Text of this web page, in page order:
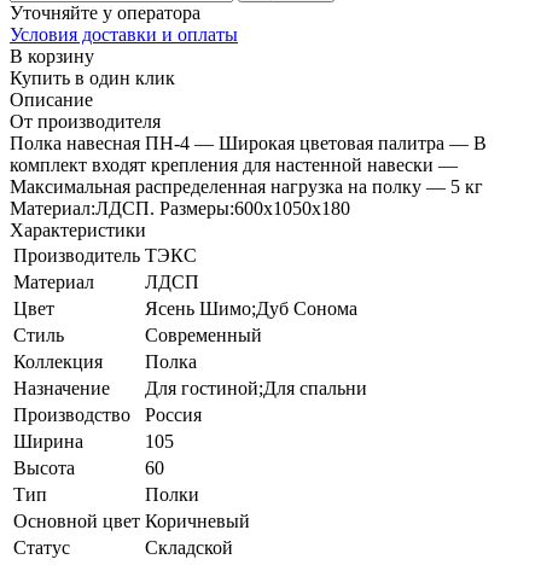
Уточняйте у оператора
Условия доставки и оплаты
В корзину
Купить в один клик
Описание
От производителя
Полка навесная ПН-4 — Широкая цветовая палитра — В
комплект входят крепления для настенной навески —
Максимальная распределенная нагрузка на полку — 5 кг
Материал:ЛДСП. Paзмеры:600х1050х180
Характеристики
Производитель ТЭКС
Материал
ЛДСП
Цвет
Ясень Шимо;Дуб Сонома
Стиль
Современный
Коллекция
Полка
Назначение
Для гостиной;Для спальни
Производство
Россия
Ширина
105
Высота
60
Тип
Полки
Основной цвет Коричневый
Статус
Складской